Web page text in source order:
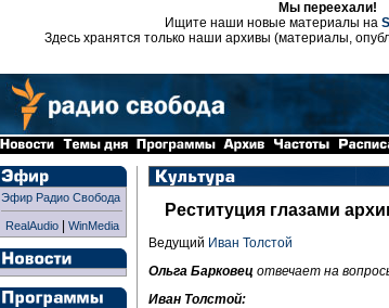
Мы переехали!
Ищите наши новые материалы на
Здесь хранятся только наши архивы (материалы,
Эфир Радио Свобода
RealAudio| WinMedia
Реституция глазами
Ведущий Иван Толстой
Ольга Барковец отвечает на
Иван Толстой: